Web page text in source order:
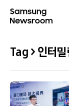
Tag > 인터밀